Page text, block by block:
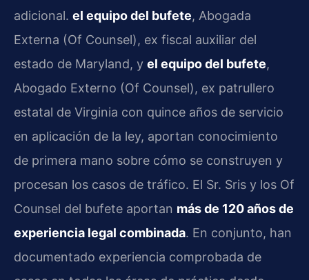
adicional. el equipo del bufete, Abogada
Externa (Of Counsel), ex fiscal auxiliar del
estado de Maryland, y el equipo del bufete,
Abogado Externo (Of Counsel), ex patrullero
estatal de Virginia con quince años de servicio
en aplicación de la ley, aportan conocimiento
de primera mano sobre cómo se construyen y
procesan los casos de tráfico. El Sr. Sris y los Of
Counsel del bufete aportan más de 120 años de
experiencia legal combinada. En conjunto, han
documentado experiencia comprobada de